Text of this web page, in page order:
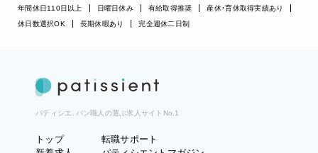
年間休日110日以上
日曜日休み 有給取得推奨
産休・育休取得実績あり
休日数選択OK
長期休暇あり 完全週休二日制
パティシエ、パン職人の選ぶ求人サイトNo.1
トップ
転職サポート